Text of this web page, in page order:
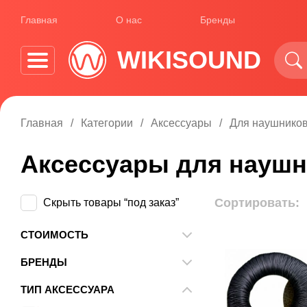
Главная О нас Бренды
WIKISOUND
Главная Категории Аксессуары Для наушников
Аксессуары для
Скрыть товары “под заказ”
СТОИМОСТЬ
БРЕНДЫ
ТИП АКСЕССУАРА
Сортировать: